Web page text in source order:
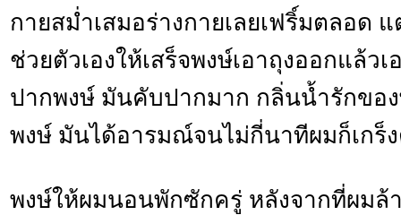
กายสม่ำเสมอร่างกายเลยเฟริ์มตลอด
ช่วยตัวเองให้เสร็จพงษ์เอาถุงออกแล้ว
ปากพงษ์ มันคับปากมาก กลิ่นน้ำรักขอ
พงษ์ มันได้อารมณ์จนไม่กี่นาทีผมก็เกร็
พงษ์ให้ผมนอนพักซักครู่ หลังจากที่ผมล้า